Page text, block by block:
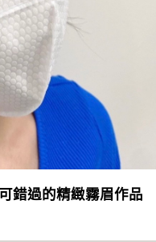
錯過的精緻霧眉作品